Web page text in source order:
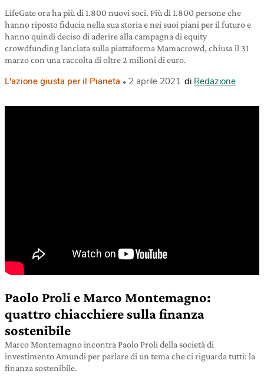
LifeGate ora ha più di 1.800 nuovi soci. Più di 1.800 persone che
hanno riposto fiducia nella sua storia e nei suoi piani per il futuro e
hanno quindi deciso di aderire alla campagna di equity
crowdfunding lanciata sulla piattaforma Mamacrowd, chiusa il 31
marzo con una raccolta di oltre 2 milioni di euro.
L'azione giusta per il Pianeta 2 aprile 2021 di Redazione
Paolo Proli e Marco Montemagno:
quattro chiacchiere sulla finanza
sostenibile
Marco Montemagno incontra Paolo Proli della società di
investimento Amundi per parlare di un tema che ci riguarda tutti: la
finanza sostenibile.